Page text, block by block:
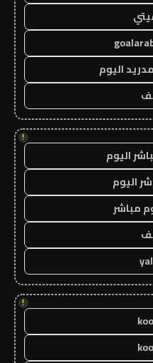
اليوم
!
اليوم
اليوم
مباشر
!